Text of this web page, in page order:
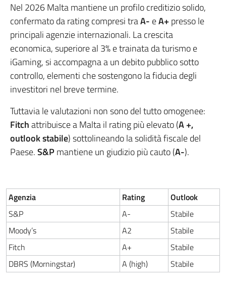
Nel 2026 Malta mantiene un profilo creditizio solido,
confermato da rating compresi traA- eA+presso le
principali agenzie internazionali. La crescita
economica, superiore al 3% e trainata da turismo e
iGaming, si accompagna a un debito pubblico sotto
controllo, elementi che sostengono la fiducia degli
investitori nel breve termine.
Tuttavia le valutazioni non sono del tutto omogenee:
Fitchattribuisce a Malta il rating più elevato (A +,
outlook stabile) sottolineando la solidità fiscale del
Paese.S&Pmantiene un giudizio più cauto (A-).
Agenzia Rating
Outlook
S&P
A-
Stabile
Moody’s
A2
Stabile
Fitch
A+
Stabile
DBRS (Morningstar)
A (high) Stabile